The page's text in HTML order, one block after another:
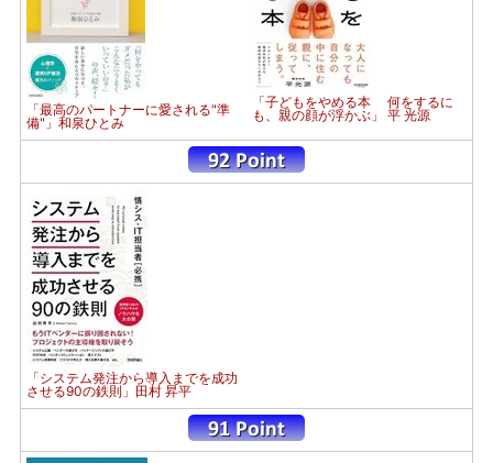
「最高のパートナーに愛される"準
備"」和泉ひとみ
「子どもをやめる本 何をするに
も、親の顔が浮かぶ」 平 光源
「システム発注から導入までを成功
させる90の鉄則」田村 昇平